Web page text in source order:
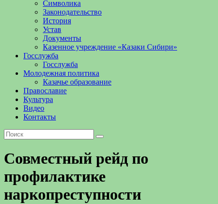
Символика
Законодательство
История
Устав
Документы
Казенное учреждение «Казаки Сибири»
Госслужба
Госслужба
Молодежная политика
Казачье образование
Православие
Культура
Видео
Контакты
Совместный рейд по
профилактике
наркопреступности